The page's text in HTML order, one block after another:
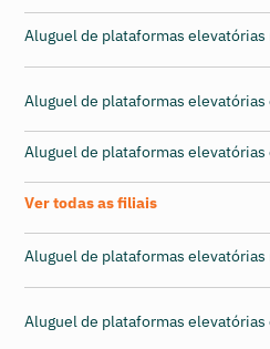
Aluguel de plataformas elevatórias
Aluguel de plataformas
Aluguel de plataformas elevatórias
Ver todas as filiais
Aluguel de plataformas
Aluguel de plataformas